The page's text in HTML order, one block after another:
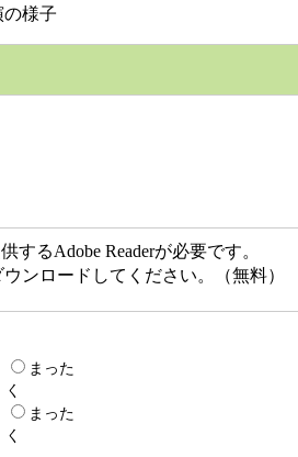
るAdobe Readerが必要です。
ンロードしてください。（無料）
まった
く
まった
く